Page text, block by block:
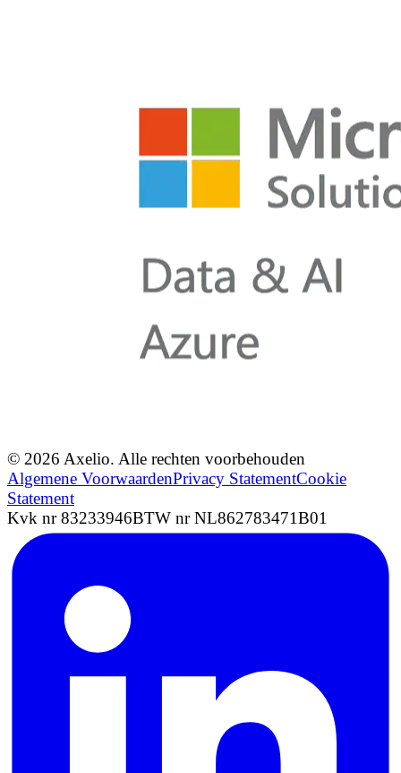
© 2026 Axelio. Alle rechten voorbehouden
Algemene VoorwaardenPrivacy StatementCookie
Statement
Kvk nr 83233946BTW nr NL862783471B01